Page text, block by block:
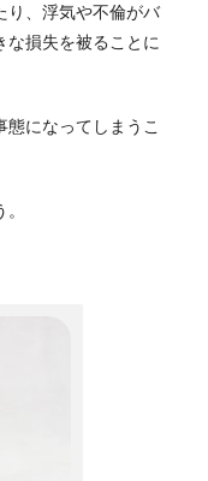
り、浮気や不倫がバ
な損失を被ることに
になってしまうこ